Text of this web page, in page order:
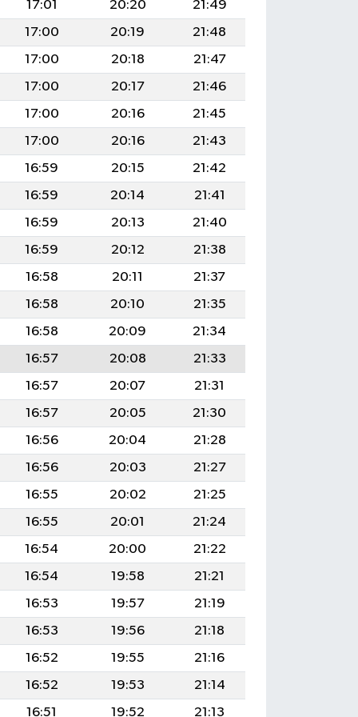
17:01 20:20
21:49
17:00
20:19
21:48
17:00
20:18
21:47
17:00
20:17
21:46
17:00
20:16
21:45
17:00
20:16
21:43
16:59
20:15
21:42
16:59
20:14
21:41
16:59
20:13
21:40
16:59
20:12
21:38
16:58
20:11
21:37
16:58
20:10
21:35
16:58
20:09
21:34
16:57
20:08
21:33
16:57
20:07
21:31
16:57
20:05
21:30
16:56
20:04
21:28
16:56
20:03
21:27
16:55
20:02
21:25
16:55
20:01
21:24
16:54
20:00
21:22
16:54
19:58
21:21
16:53
19:57
21:19
16:53
19:56
21:18
16:52
19:55
21:16
16:52
19:53
21:14
16:51
19:52 21:13